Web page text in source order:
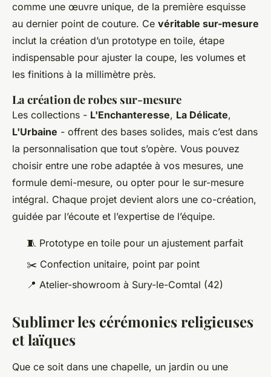
comme une œuvre unique, de la première esquisse
au dernier point de couture. Ce véritable sur-mesure
inclut la création d’un prototype en toile, étape
indispensable pour ajuster la coupe, les volumes et
les finitions à la millimètre près.
La création de robes sur-mesure
Les collections - L'Enchanteresse, La Délicate,
L'Urbaine - offrent des bases solides, mais c’est dans
la personnalisation que tout s’opère. Vous pouvez
choisir entre une robe adaptée à vos mesures, une
formule demi-mesure, ou opter pour le sur-mesure
intégral. Chaque projet devient alors une co-création,
guidée par l’écoute et l’expertise de l’équipe.
🧵 Prototype en toile pour un ajustement parfait
✂️ Confection unitaire, point par point
📍 Atelier-showroom à Sury-le-Comtal (42)
Sublimer les cérémonies religieuses
et laïques
Que ce soit dans une chapelle, un jardin ou une